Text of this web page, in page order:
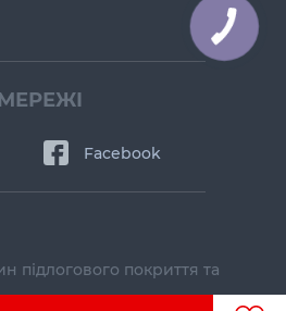
Facebook
підлогового покриття та
КНОПКА
ЗВ'ЯЗКУ